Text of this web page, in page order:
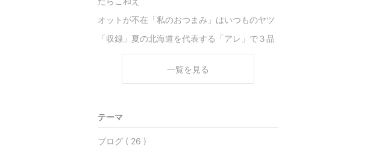
オットが不在「私のおつまみ」はいつものヤツ
「収録」夏の北海道を代表する「アレ」で３品
一覧を見る
テーマ
ブログ ( 26 )